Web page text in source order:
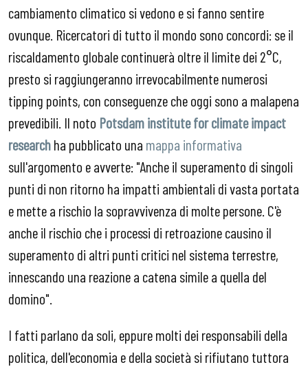
cambiamento climatico si vedono e si fanno sentire
ovunque. Ricercatori di tutto il mondo sono concordi: se il
riscaldamento globale continuerà oltre il limite dei 2°C,
presto si raggiungeranno irrevocabilmente numerosi
tipping points, con conseguenze che oggi sono a malapena
prevedibili. Il noto Potsdam institute for climate impact
researchha pubblicato una mappa informativa
sull'argomento e avverte: "Anche il superamento di singoli
punti di non ritorno ha impatti ambientali di vasta portata
e mette a rischio la sopravvivenza di molte persone. C'è
anche il rischio che i processi di retroazione causino il
superamento di altri punti critici nel sistema terrestre,
innescando una reazione a catena simile a quella del
domino".
I fatti parlano da soli, eppure molti dei responsabili della
politica, dell'economia e della società si rifiutano tuttora